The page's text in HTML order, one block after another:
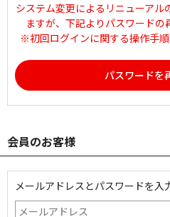
システム変更によるリニューアル
ますが、下記よりパスワードの
※初回ログインに関する操作手
パスワードを
会員のお客様
メールアドレスとパスワードを入